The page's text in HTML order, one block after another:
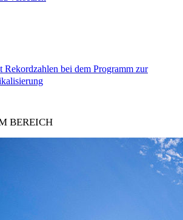
Rekordzahlen bei dem Programm zur
BEREICH